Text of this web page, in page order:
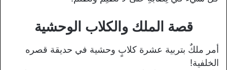
قصة الملك والكلاب الوحشية
أمر ملكٌ بتربية عشرة كلابٍ وحشية في حديقة قصره
الخلفية!